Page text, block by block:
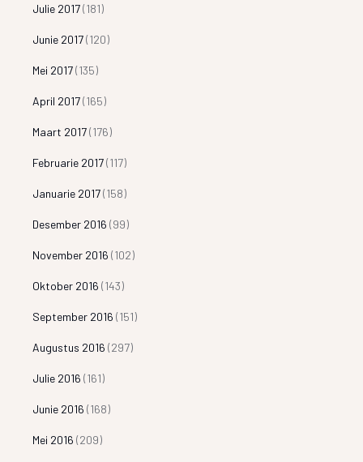
Julie 2017(181)
Junie 2017(120)
Mei 2017(135)
April 2017(165)
Maart 2017(176)
Februarie 2017(117)
Januarie 2017(158)
Desember 2016 (99)
November 2016 (102)
Oktober 2016 (143)
September 2016 (151)
Augustus 2016 (297)
Julie 2016 (161)
Junie 2016 (168)
Mei 2016 (209)